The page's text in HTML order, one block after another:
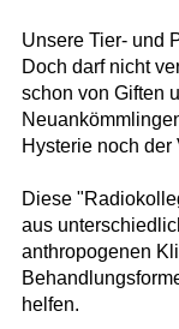
Unsere Tier- und
Doch darf nicht
schon von Giften
Hysterie noch
Diese
aus
anthropogenen
helfen.